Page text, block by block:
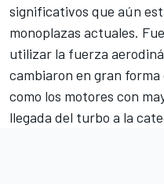
significativos que aún
monoplazas actuales.
utilizar la fuerza
cambiaron en gran
como los motores con
llegada del turbo a la